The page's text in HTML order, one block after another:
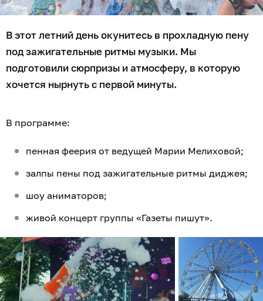
В этот летний день окунитесь в прохладную пену
под зажигательные ритмы музыки. Мы
подготовили сюрпризы и атмосферу, в которую
хочется нырнуть с первой минуты.
В программе:
пенная феерия от ведущей Марии Мелиховой;
залпы пены под зажигательные ритмы диджея;
шоу аниматоров;
живой концерт группы «Газеты пишут».